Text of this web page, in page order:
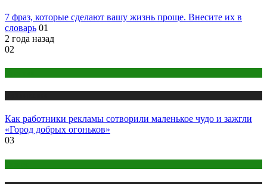
7 фраз, которые сделают вашу жизнь проще. Внесите их в
словарь 01
2 года назад
02
Как работники рекламы сотворили маленькое чудо и зажгли
«Город добрых огоньков»
03